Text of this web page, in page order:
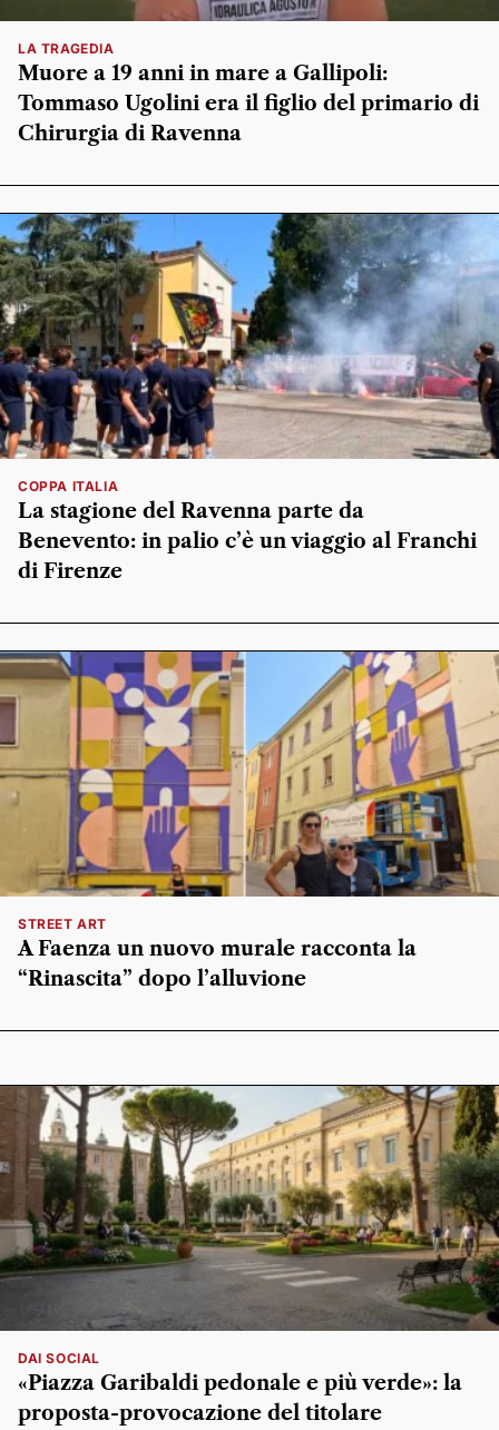
LA TRAGEDIA
Muore a 19 anni in mare a Gallipoli:
Tommaso Ugolini era il figlio del primario di
Chirurgia di Ravenna
COPPA ITALIA
La stagione del Ravenna parte da
Benevento: in palio c’è un viaggio al Franchi
di Firenze
STREET ART
A Faenza un nuovo murale racconta la
“Rinascita” dopo l’alluvione
DAI SOCIAL
«Piazza Garibaldi pedonale e più verde»: la
proposta-provocazione del titolare